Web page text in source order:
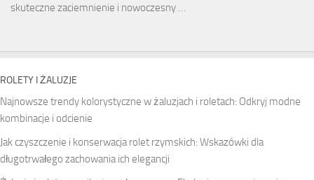
skuteczne zaciemnienie i nowoczesny …
ROLETY I ŻALUZJE
Najnowsze trendy kolorystyczne w żaluzjach i roletach: Odkryj modne
kombinacje i odcienie
Jak czyszczenie i konserwacja rolet rzymskich: Wskazówki dla
długotrwałego zachowania ich elegancji